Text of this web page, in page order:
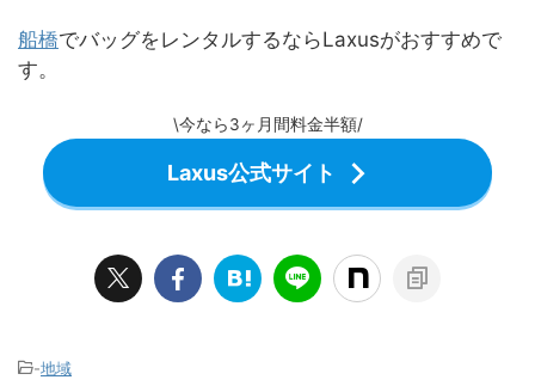
船橋でバッグをレンタルするならLaxusがおすすめで
す。
\今なら3ヶ月間料金半額/
Laxus公式サイト
-地域